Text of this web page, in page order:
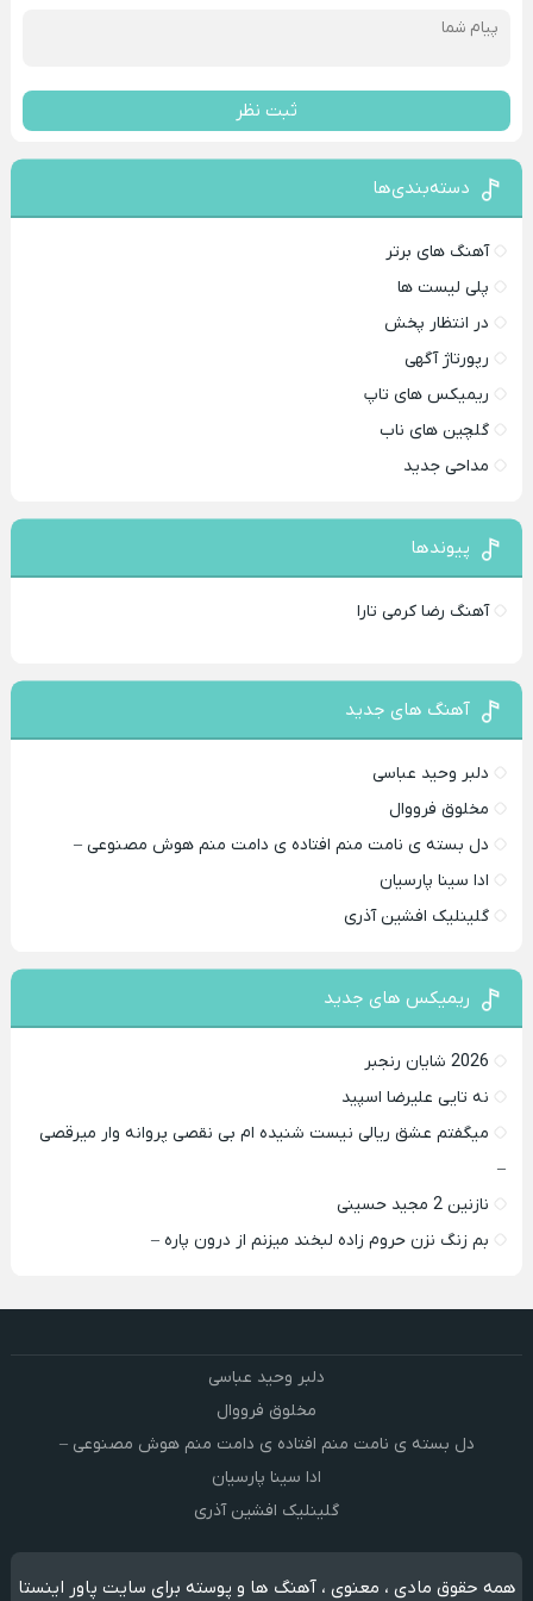
ثبت نظر
دسته‌بندی‌ها
آهنگ های برتر
پلی لیست ها
در انتظار پخش
رپورتاژ آگهی
ریمیکس های تاپ
گلچین های ناب
مداحی جدید
پیوندها
آهنگ رضا کرمی تارا
آهنگ های جدید
دلبر وحید عباسی
مخلوق فرووال
دل بسته ی نامت منم افتاده ی دامت منم هوش مصنوعی –
ادا سینا پارسیان
گلینلیک افشین آذری
ریمیکس های جدید
2026 شایان رنجبر
نه تایی علیرضا اسپید
میگفتم عشق ریالی نیست شنیده ام بی نقصی پروانه وار میرقصی
–
نازنین 2 مجید حسینی
بم زنگ نزن حروم زاده لبخند میزنم از درون پاره –
دلبر وحید عباسی
مخلوق فرووال
دل بسته ی نامت منم افتاده ی دامت منم هوش مصنوعی –
ادا سینا پارسیان
گلینلیک افشین آذری
همه حقوق مادی ، معنوی ، آهنگ ها و پوسته برای سایت پاور اینستا